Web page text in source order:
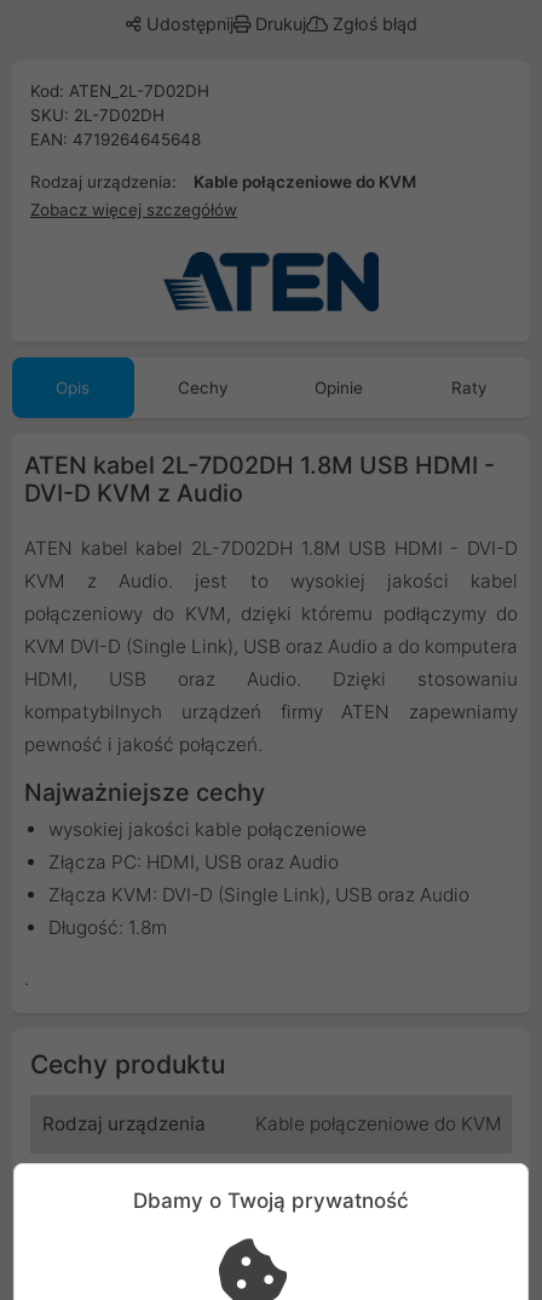
Udostępnij Drukuj Zgłoś błąd
Kod: ATEN_2L-7D02DH
SKU: 2L-7D02DH
EAN: 4719264645648
Rodzaj urządzenia:
Kable połączeniowe do KVM
Zobacz więcej szczegółów
Opis Cechy Opinie Raty
ATEN kabel 2L-7D02DH 1.8M USB HDMI -
DVI-D KVM z Audio
ATEN kabel kabel 2L-7D02DH 1.8M USB HDMI - DVI-D
KVM z Audio. jest to wysokiej jakości kabel
połączeniowy do KVM, dzięki któremu podłączymy do
KVM DVI-D (Single Link), USB oraz Audio a do komputera
HDMI, USB oraz Audio. Dzięki stosowaniu
kompatybilnych urządzeń firmy ATEN zapewniamy
pewność i jakość połączeń.
Najważniejsze cechy
wysokiej jakości kable połączeniowe
Złącza PC: HDMI, USB oraz Audio
Złącza KVM: DVI-D (Single Link), USB oraz Audio
Długość: 1.8m
.
Cechy produktu
Rodzaj urządzenia Kable połączeniowe do KVM
Dbamy o Twoją prywatność